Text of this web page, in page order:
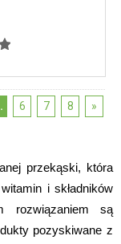
6 7 8 »
przekąski, która
i składników
rozwiązaniem są
pozyskiwane z